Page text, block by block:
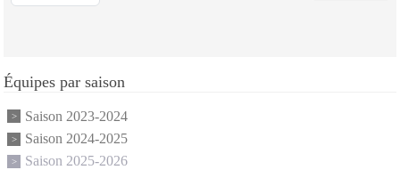
Équipes par saison
Saison 2023-2024
Saison 2024-2025
Saison 2025-2026